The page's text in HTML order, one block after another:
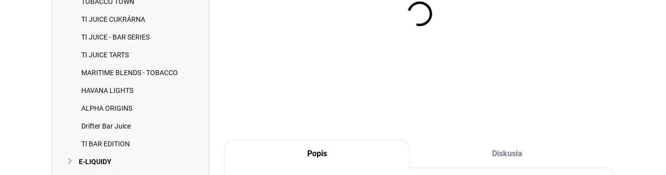
TI JUICE CUKRÁRNA
TI JUICE - BAR SERIES
TI JUICE TARTS
MARITIME BLENDS - TOBACCO
HAVANA LIGHTS
ALPHA ORIGINS
Drifter Bar Juice
TI BAR EDITION
E-LIQUIDY
cena:
Popis Diskusia